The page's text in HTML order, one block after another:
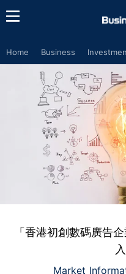
Home Business
「香港初創數碼廣告
Market